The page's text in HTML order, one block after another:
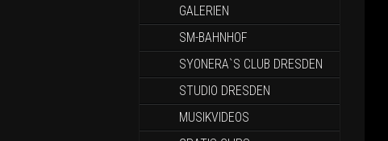
GALERIEN
SM-BAHNHOF
SYONERA`S CLUB DRESDEN
STUDIO DRESDEN
MUSIKVIDEOS